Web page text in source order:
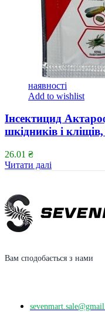
наявності
Add to wishlist
Інсектицид
шкідників і
26.01 ₴
Читати далі
Вам сподобається з нами